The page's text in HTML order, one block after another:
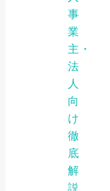
事
業
主・
法
人
向
け
徹
底
解
説